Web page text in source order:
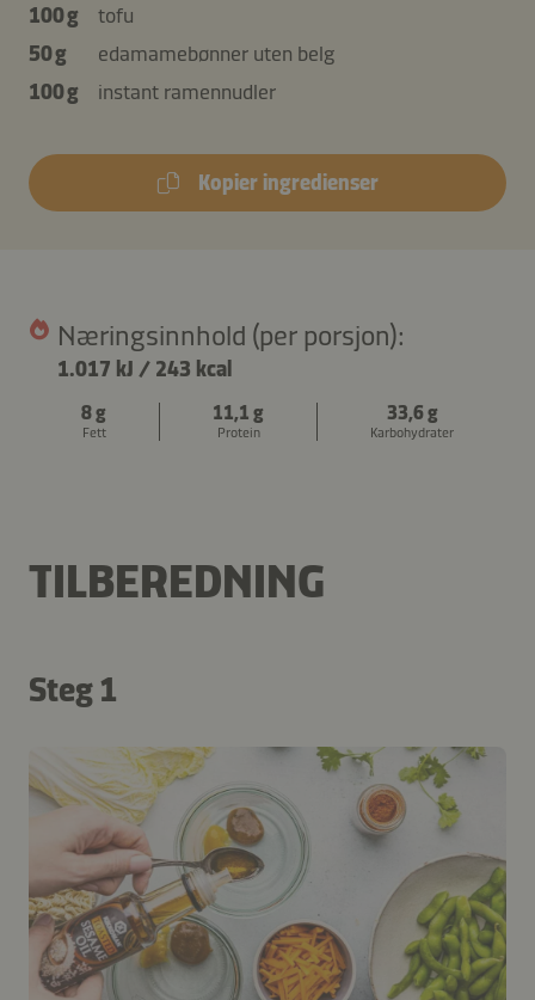
100 g
tofu
50 g
edamamebønner uten belg
100 g
instant ramennudler
Kopier ingredienser
Næringsinnhold (per porsjon):
1.017 kJ / 243 kcal
8 g
Fett
11,1 g
Protein
33,6 g
Karbohydrater
TILBEREDNING
Steg 1